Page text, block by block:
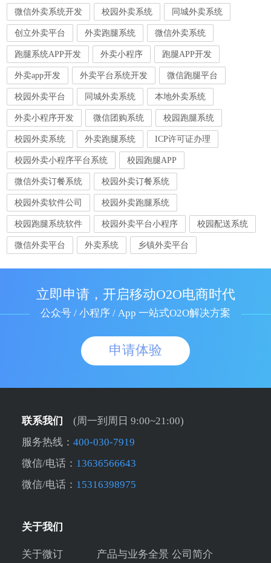
微信外卖系统开发 校园外卖系统 同城外卖系统
创立外卖平台 外卖跑腿系统 微信外卖系统
跑腿系统APP开发 外卖小程序 跑腿APP开发
外卖app开发 外卖平台系统开发 微信跑腿平台
校园外卖平台 同城外卖系统 本地外卖系统
外卖小程序开发 微信团购系统 校园跑腿系统
校园外卖系统 外卖跑腿系统 ICP许可证办理
校园外卖小程序平台系统 校园跑腿APP
微信外卖订餐系统 校园外卖订餐系统
校园外卖软件公司 校园外卖跑腿系统
校园跑腿系统软件 校园外卖平台小程序 校园配送系统
微信外卖平台 外卖系统 乡镇外卖平台
立即申请，开启移动O2O电商时代
公众号 / 小程序 / App 一站式O2O解决方案
申请体验
联系我们
(周一到周日 9:00~21:00)
服务热线： 400-030-7919
微信/电话： 13636566643
微信/电话： 15316398975
关于我们
关于微订 产品与业务全景 公司简介